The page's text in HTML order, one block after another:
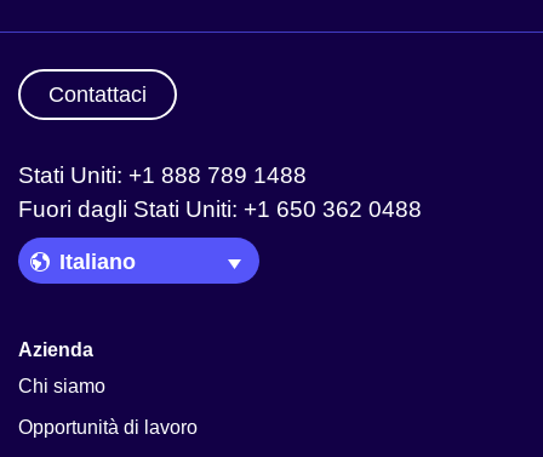
Contattaci
Stati Uniti: +1 888 789 1488
Fuori dagli Stati Uniti: +1 650 362 0488
Language Picker
Azienda
Chi siamo
Opportunità di lavoro